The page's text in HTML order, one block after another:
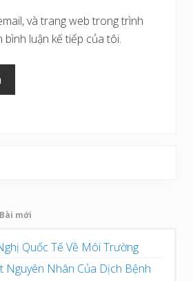
và trang web trong trình
bình luận kế tiếp của tôi.
Bài mới
Quốc Tế Về Môi Trường
Nguyên Nhân Của Dịch Bệnh